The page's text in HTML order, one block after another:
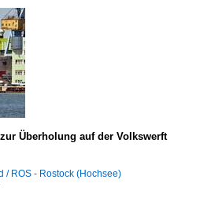
Überholung auf der Volkswerft
/ ROS - Rostock (Hochsee)